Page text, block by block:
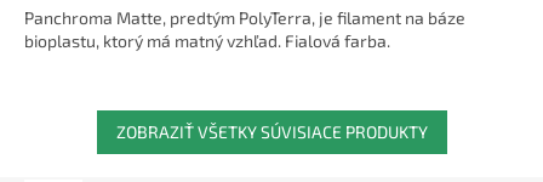
Panchroma Matte, predtým PolyTerra, je filament na báze
bioplastu, ktorý má matný vzhľad. Fialová farba.
ZOBRAZIŤ VŠETKY SÚVISIACE PRODUKTY